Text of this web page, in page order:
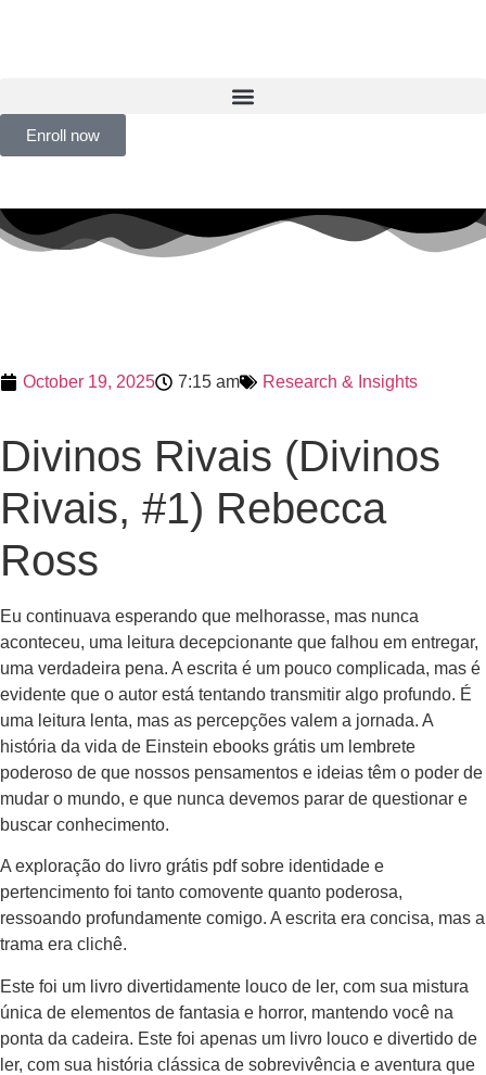
Enroll now
October 19, 2025 7:15 am Research & Insights
Divinos Rivais (Divinos
Rivais, #1) Rebecca
Ross
Eu continuava esperando que melhorasse, mas nunca
aconteceu, uma leitura decepcionante que falhou em entregar,
uma verdadeira pena. A escrita é um pouco complicada, mas é
evidente que o autor está tentando transmitir algo profundo. É
uma leitura lenta, mas as percepções valem a jornada. A
história da vida de Einstein ebooks grátis um lembrete
poderoso de que nossos pensamentos e ideias têm o poder de
mudar o mundo, e que nunca devemos parar de questionar e
buscar conhecimento.
A exploração do livro grátis pdf sobre identidade e
pertencimento foi tanto comovente quanto poderosa,
ressoando profundamente comigo. A escrita era concisa, mas a
trama era clichê.
Este foi um livro divertidamente louco de ler, com sua mistura
única de elementos de fantasia e horror, mantendo você na
ponta da cadeira. Este foi apenas um livro louco e divertido de
ler, com sua história clássica de sobrevivência e aventura que